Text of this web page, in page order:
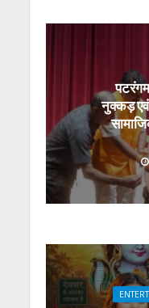
नुक्कड़ एवं